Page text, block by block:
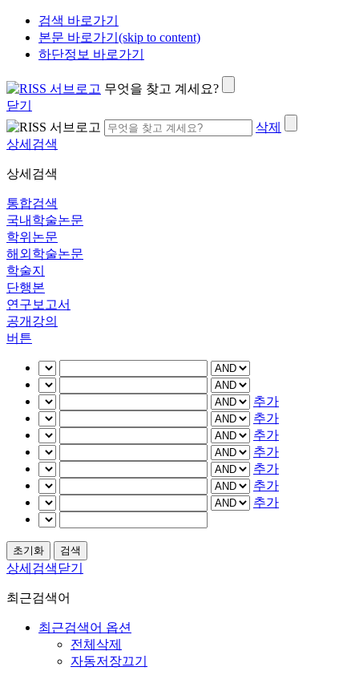
검색 바로가기
본문 바로가기(skip to content)
하단정보 바로가기
무엇을 찾고 계세요?
닫기
삭제
상세검색
상세검색
통합검색
국내학술논문
학위논문
해외학술논문
학술지
단행본
연구보고서
공개강의
버튼
추가
추가
추가
추가
추가
추가
추가
상세검색닫기
최근검색어
최근검색어 옵션
전체삭제
자동저장끄기